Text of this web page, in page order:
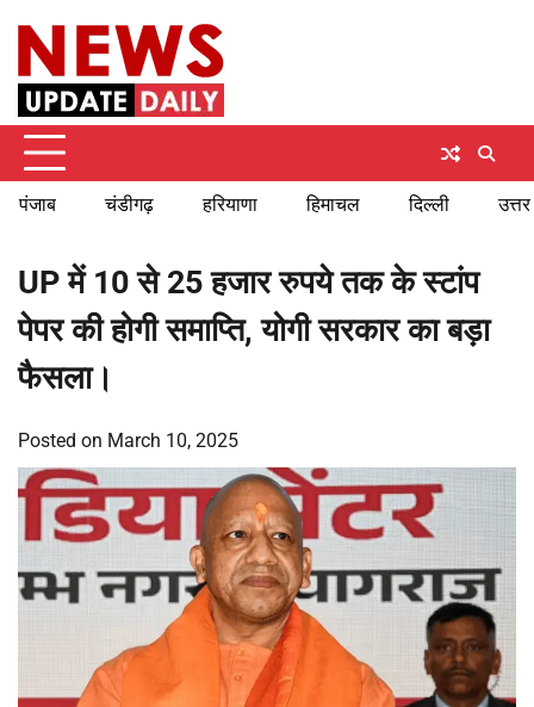
content
पंजाब चंडीगढ़ हरियाणा हिमाचल दिल्ली
UP में 10 से 25 हजार रुपये तक के स्टांप
पेपर की होगी समाप्ति, योगी सरकार का बड़ा
फैसला।
Posted on March 10, 2025